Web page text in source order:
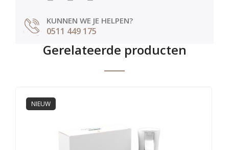
KUNNEN WE JE HELPEN?
0511 449 175
Gerelateerde producten
NIEUW